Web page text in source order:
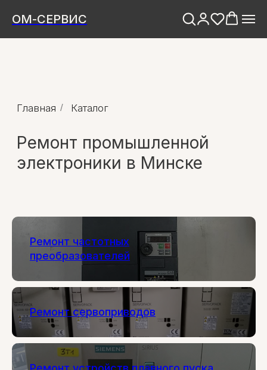
ОМ-СЕРВИС
Ремонт промышленной
электроники в Минске
Ремонт частотных
преобразователей
Ремонт сервоприводов